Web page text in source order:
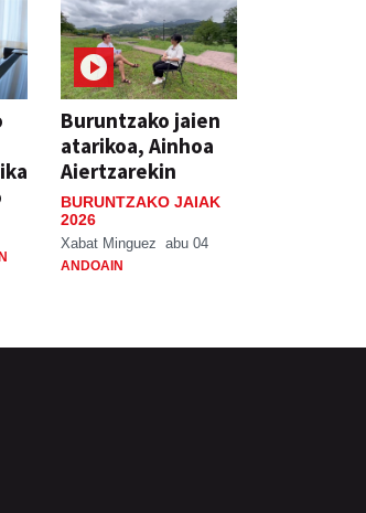
Buruntzako jaien
atarikoa, Ainhoa
Aiertzarekin
BURUNTZAKO JAIAK
2026
Xabat Minguez abu 04
ANDOAIN